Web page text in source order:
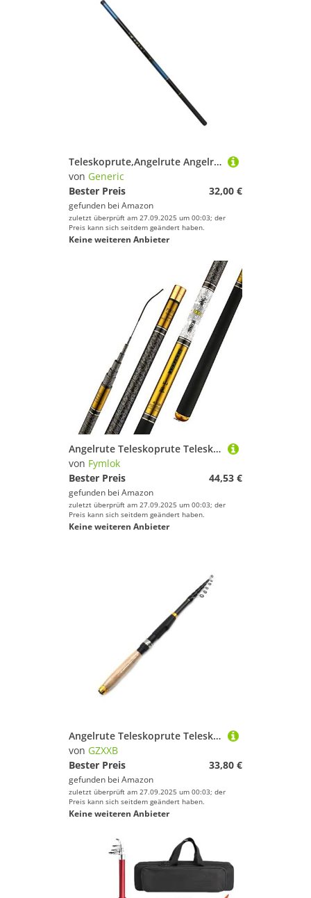
Teleskoprute,Angelrute Angelruten-Set, leichte und Kurze Angelrute, Bachrute, Angelausrüstung(7.2 M)
von Generic
Bester Preis
32,00 €
gefunden bei Amazon
zuletzt überprüft am 27.09.2025 um 00:03; der
Preis kann sich seitdem geändert haben.
Keine weiteren Anbieter
Angelrute Teleskoprute Teleskop Angelrute Carbon-Faser-3.6m-10m Ultra Light schwer Reise Karpfenangeln(3.9 m)
von Fymlok
Bester Preis
44,53 €
gefunden bei Amazon
zuletzt überprüft am 27.09.2025 um 00:03; der
Preis kann sich seitdem geändert haben.
Keine weiteren Anbieter
Angelrute Teleskoprute Teleskop-Angelrute aus Kohlefaser, klein, kurz, Meeresrute, tragbare for Meerwasser-Süßwasser-Bass-Forellenangeln(3.0 m)
von GZXXB
Bester Preis
33,80 €
gefunden bei Amazon
zuletzt überprüft am 27.09.2025 um 00:03; der
Preis kann sich seitdem geändert haben.
Keine weiteren Anbieter